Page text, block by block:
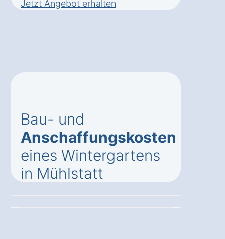
Jetzt Angebot erhalten
Bau- und
Anschaffungskosten
eines Wintergartens
in Mühlstatt